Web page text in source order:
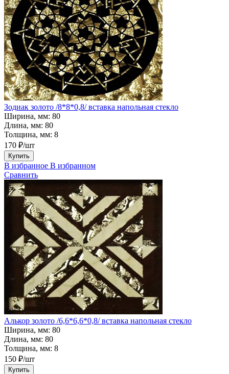
Зодиак золото /8*8*0,8/ вставка напольная стекло
Ширина, мм: 80
Длина, мм: 80
Толщина, мм: 8
170 ₽/шт
Купить
В избранное В избранном
Сравнить
Алькор золото /6,6*6,6*0,8/ вставка напольная стекло
Ширина, мм: 80
Длина, мм: 80
Толщина, мм: 8
150 ₽/шт
Купить